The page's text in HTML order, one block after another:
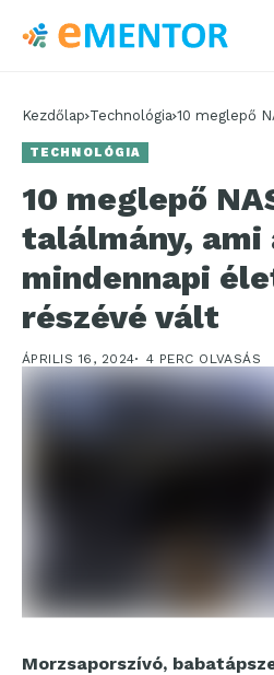
Kezdőlap Technológia 10 meglepő
TECHNOLÓGIA
10 meglepő
találmány, ami
mindennapi
részévé vált
ÁPRILIS 16, 2024 4 PERC OLVASÁS
Morzsaporszívó,